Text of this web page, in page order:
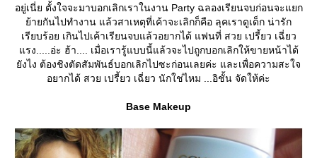
อยู่เนี่ย ตั้งใจจะมาบอกเลิกเราในงาน Party ฉลองเรียนจบก่อนจะแยก
้ายกันไปทำงาน แล้วสาเหตุที่เค้าจะเลิกก็คือ ลุคเราดูเด็ก น่ารัก
เรียบร้อย เกินไปเค้าเรียนจบแล้วอยากได้ แฟนที่ สวย เปรี้ยว เฉี่ยว
รง.....อ่ะ ฮ้า.... เมื่อเรารู้แบบนี้แล้วจะไปถูกบอกเลิกให้ขายหน้าได้
ังไง ต้องชิงตัดสัมพันธ์บอกเลิกไปซะก่อนเลยค่ะ และเพื่อความสะใจ
อยากได้ สวย เปรี้ยว เฉี่ยว นักใช่ไหม ...อิชั้น จัดให้ค่ะ
Base Makeup